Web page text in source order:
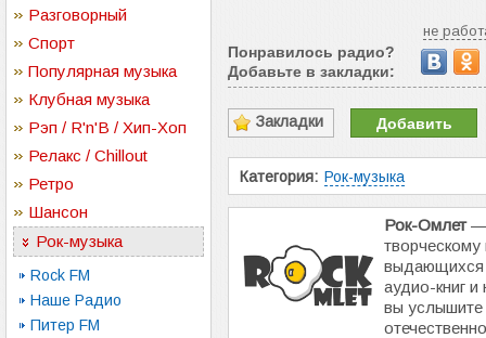
Разговорный
Спорт
Популярная музыка
Клубная музыка
Рэп / R'n'B / Хип-Хоп
Релакс / Chillout
Ретро
Шансон
Рок-музыка
Rock FM
Наше Радио
Питер FM
не
Понравилось радио?
Добавьте в закладки:
Закладки Добавить
Категория: Рок-музыка
Рок-Омлет—
выдающихся
аудио-книг
вы услышите